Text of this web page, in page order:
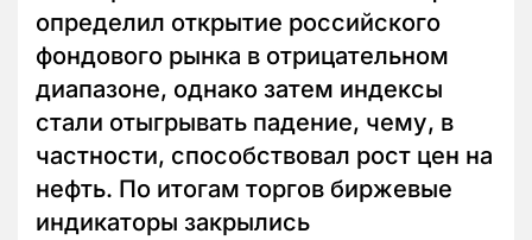
определил открытие российского
фондового рынка в отрицательном
диапазоне, однако затем индексы
стали отыгрывать падение, чему, в
частности, способствовал рост цен на
нефть. По итогам торгов биржевые
индикаторы закрылись